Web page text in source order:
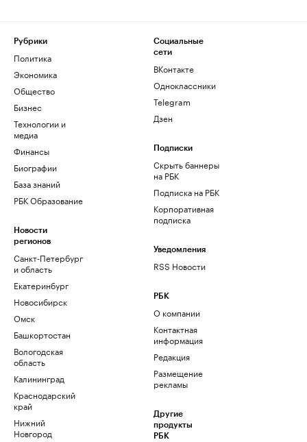
Рубрики
Политика
Экономика
Общество
Бизнес
Технологии и
медиа
Финансы
Биографии
База знаний
РБК Образование
Новости
регионов
Санкт-Петербург
и область
Екатеринбург
Новосибирск
Омск
Башкортостан
Вологодская
область
Калининград
Краснодарский
край
Нижний
Новгород
Социальные
сети
ВКонтакте
Одноклассники
Telegram
Дзен
Подписки
Скрыть баннеры
на РБК
Подписка на РБК
Корпоративная
подписка
Уведомления
RSS Новости
РБК
О компании
Контактная
информация
Редакция
Размещение
рекламы
Другие
продукты
РБК